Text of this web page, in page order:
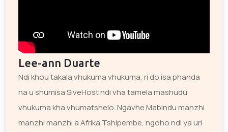
Lee-ann Duarte
Ndi khou takala vhukuma vhukuma, ri do isa phanda
na u shumisa SiveHost ndi vha tamela mashudu
vhukuma kha vhumatshelo. Ngavhe Mabindu manzhi
manzhi manzhi a Afrika Tshipembe, ngoho ndi ya uri